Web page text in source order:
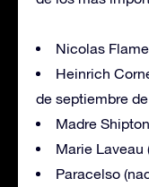
Nicolas
Heinrich
de septiembre
Madre
Marie Laveau
Paracelso